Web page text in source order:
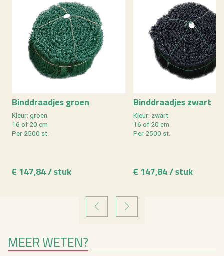
Bind­draad­jes groen
Kleur: groen
16 of 20 cm
Per 2500 st.
€ 147,84 / stuk
Bind­draad­jes zwart
Kleur: zwart
16 of 20 cm
Per 2500 st.
€ 147,84 / stuk
VORIGE VOLGENDE
MEER WETEN?